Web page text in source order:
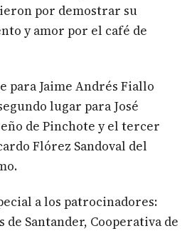
por demostrar su
y amor por el café de
para Jaime Andrés Fiallo
lugar para José
de Pinchote y el tercer
Flórez Sandoval del
a los patrocinadores:
de Santander, Cooperativa de